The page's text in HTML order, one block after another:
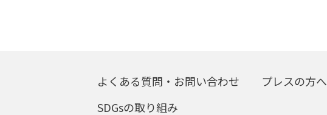
よくある質問・お問い合わせ
プレスの方へ
SDGsの取り組み